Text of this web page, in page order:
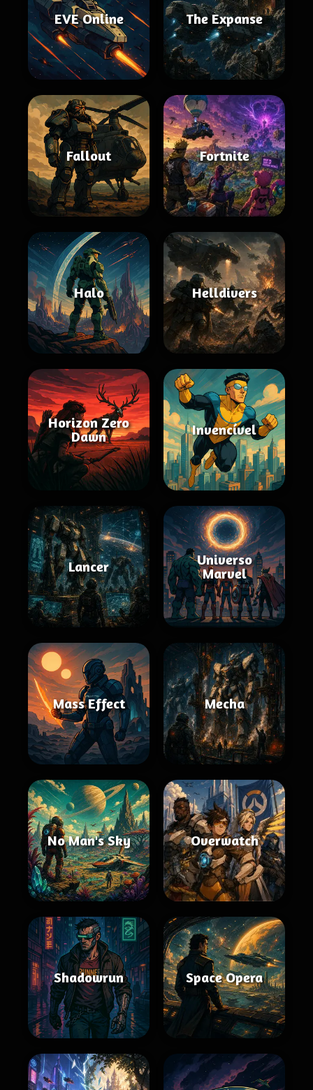
EVE Online The Expanse
Fallout Fortnite
Halo Helldivers
Horizon Zero
Dawn
Invencível
Lancer
Universo
Marvel
Mass Effect Mecha
No Man's Sky Overwatch
Shadowrun Space Opera